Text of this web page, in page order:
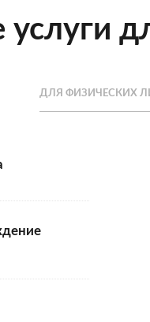
ДЛЯ ФИЗИЧЕСКИХ